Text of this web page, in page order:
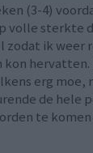
(3-4)
volle sterkte
zodat ik weer
erg moe,
de hele
te komen